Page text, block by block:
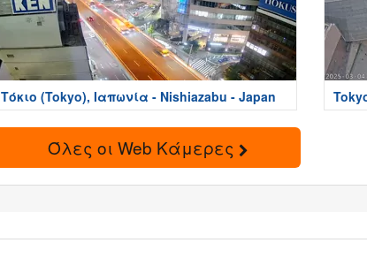
Τόκιο (Tokyo), Ιαπωνία - Nishiazabu - Japan
Όλες οι Web Κάμερες